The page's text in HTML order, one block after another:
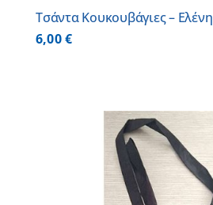
Τσάντα Κουκουβάγιες – Ελένη
6,00€